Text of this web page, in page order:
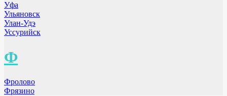
Уфа
Ульяновск
Улан-Удэ
Уссурийск
Ф
Фролово
Фрязино